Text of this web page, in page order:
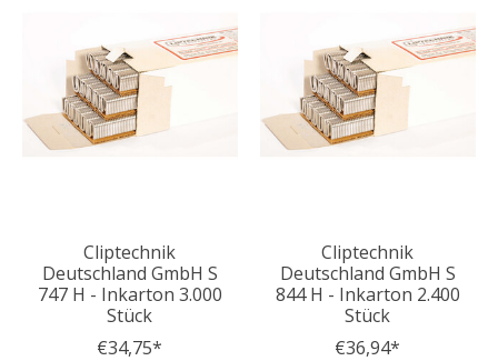
Cliptechnik
Deutschland GmbH S
747 H - Inkarton 3.000
Stück
€34,75*
Cliptechnik
Deutschland GmbH S
844 H - Inkarton 2.400
Stück
€36,94*